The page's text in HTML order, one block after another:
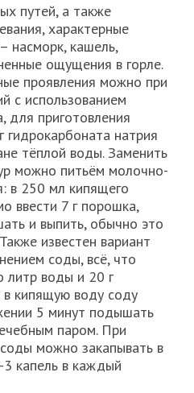
путей, а также
характерные
насморк, кашель,
ощущения в горле.
проявления можно при
с использованием
для приготовления
гидрокарбоната натрия
тёплой воды. Заменить
можно питьём молочно-
в 250 мл кипящего
ввести 7 г порошка,
и выпить, обычно это
известен вариант
соды, всё, что
литр воды и 20 г
в кипящую воду соду
5 минут подышать
паром. При
можно закапывать в
капель в каждый